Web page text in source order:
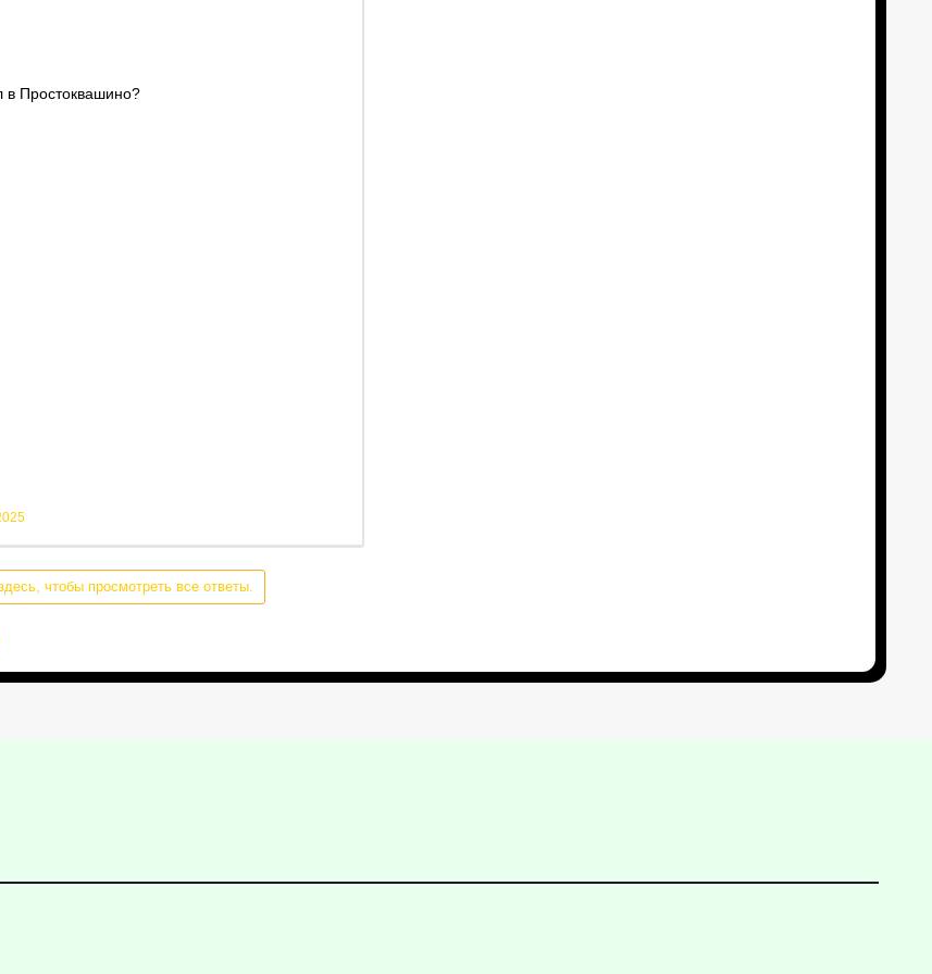
в Простоквашино?
чтобы просмотреть все ответы.